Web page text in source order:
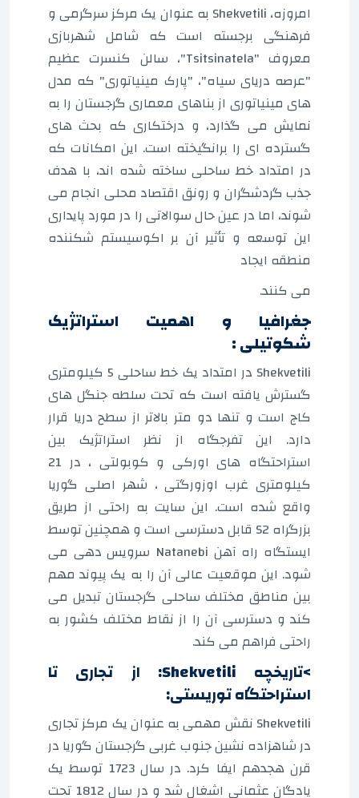
امروزه، Shekvetili به عنوان یک مرکز سرگرمی و
فرهنگی برجسته است که شامل شهربازی
معروف "Tsitsinatela"، سالن کنسرت عظیم
"عرصه دریای سیاه"، "پارک مینیاتوری" که مدل
های مینیاتوری از بناهای معماری گرجستان را به
نمایش می گذارد، و درختکاری که بحث های
گسترده ای را برانگیخته است. این امکانات که
در امتداد خط ساحلی ساخته شده اند، با هدف
جذب گردشگران و رونق اقتصاد محلی انجام می
شوند، اما در عین حال سوالاتی را در مورد پایداری
این توسعه و تأثیر آن بر اکوسیستم شکننده
منطقه ایجاد
می کنند.
جغرافیا و اهمیت استراتژیک
شکوتیلی :
Shekvetili در امتداد یک خط ساحلی 5 کیلومتری
گسترش یافته است که تحت سلطه جنگل های
کاج است و تنها دو متر بالاتر از سطح دریا قرار
دارد. این تفرجگاه از نظر استراتژیک بین
استراحتگاه های اورکی و کوبولتی ، در 21
کیلومتری غرب اوزورگتی ، شهر اصلی گوریا
واقع شده است. این سایت به راحتی از طریق
بزرگراه S2 قابل دسترسی است و همچنین توسط
ایستگاه راه آهن Natanebi سرویس دهی می
شود. این موقعیت عالی آن را به یک پیوند مهم
بین مناطق مختلف ساحلی گرجستان تبدیل می
کند و دسترسی آن را از نقاط مختلف کشور به
راحتی فراهم می کند.
>تاریخچه Shekvetili: از تجاری تا
استراحتگاه توریستی:
Shekvetili نقش مهمی به عنوان یک مرکز تجاری
در شاهزاده نشین جنوب غربی گرجستان گوریا در
قرن هجدهم ایفا کرد. در سال 1723 توسط یک
پادگان عثمانی اشغال شد و در سال 1812 تحت